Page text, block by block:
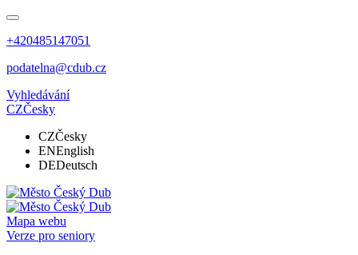
+420485147051
podatelna@cdub.cz
Vyhledávání
CZČesky
CZČesky
ENEnglish
DEDeutsch
Mapa webu
Verze pro seniory